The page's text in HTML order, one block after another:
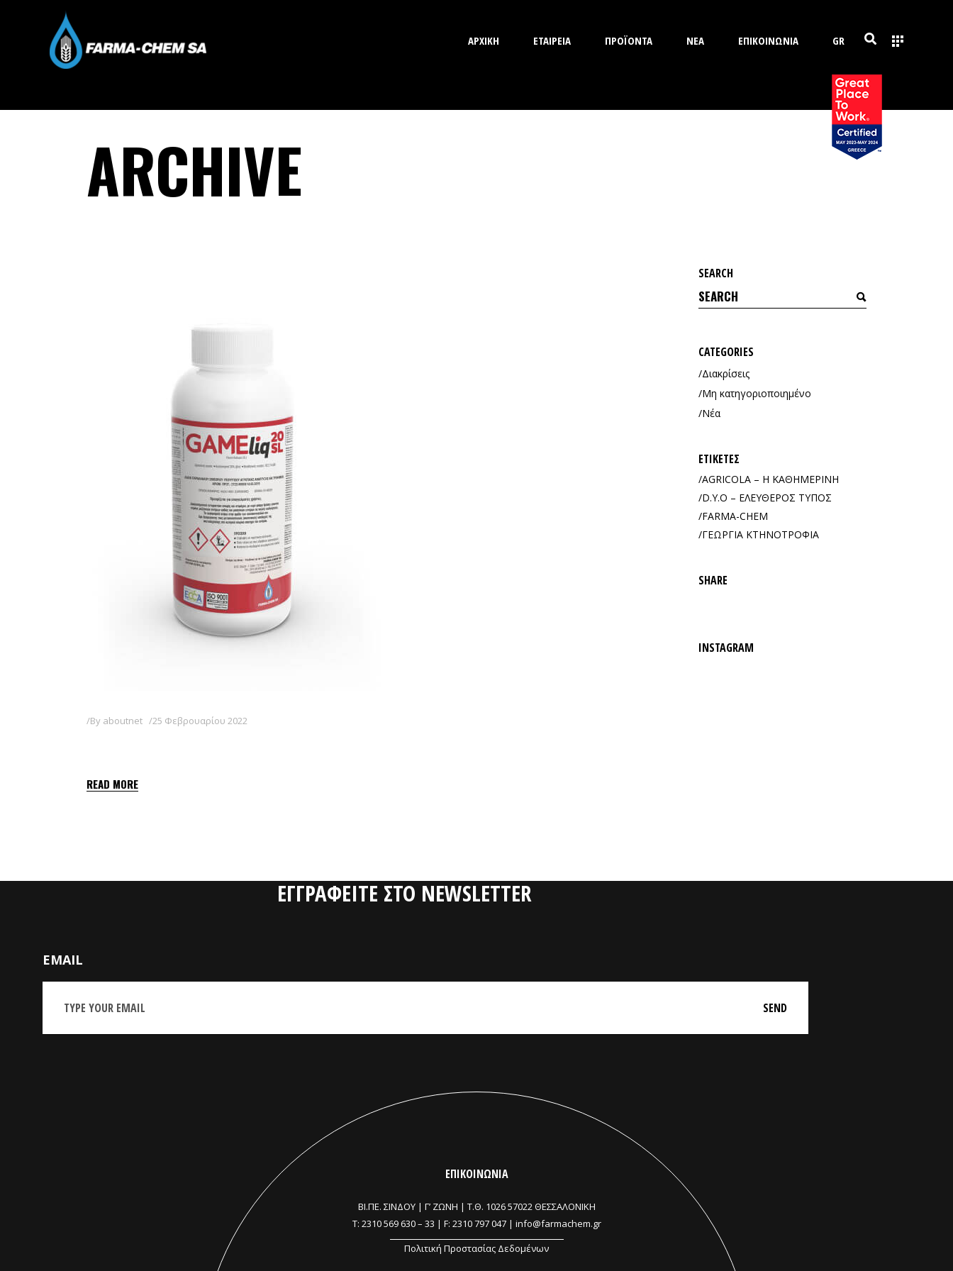
ΑΡΧΙΚΗ ΕΤΑΙΡΕΙΑ ΠΡΟΪΟΝΤΑ ΝΕΑ ΕΠΙΚΟΙΝΩΝΙΑ GR
ARCHIVE
By aboutnet 25 Φεβρουαρίου 2022
READ MORE
SEARCH
Search
for:
CATEGORIES
Διακρίσεις
Μη κατηγοριοποιημένο
Νέα
ΕΤΙΚΈΤΕΣ
AGRICOLA – Η ΚΑΘΗΜΕΡΙΝΗ
D.Y.O – ΕΛΕΥΘΕΡΟΣ ΤΥΠΟΣ
FARMA-CHEM
ΓΕΩΡΓΙΑ ΚΤΗΝΟΤΡΟΦΙΑ
SHARE
INSTAGRAM
ΕΓΓΡΑΦΕΙΤΕ ΣΤΟ NEWSLETTER
EMAIL
ΕΠΙΚΟΙΝΩΝΙΑ
ΒΙ.ΠΕ. ΣΙΝΔΟΥ | Γ’ ΖΩΝΗ | Τ.Θ. 1026 57022 ΘΕΣΣΑΛΟΝΙΚΗ
T: 2310 569 630– 33 | F: 2310 797 047 | info@farmachem.gr
Πολιτική Προστασίας Δεδομένων